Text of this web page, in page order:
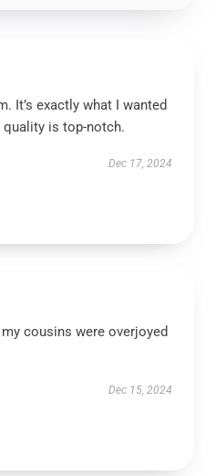
It’s exactly what I wanted
is top-notch.
Dec 17, 2024
cousins were overjoyed
Dec 15, 2024